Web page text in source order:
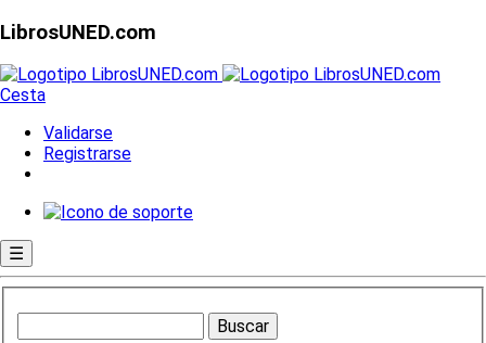
LibrosUNED.com
Cesta
Validarse
Registrarse
☰